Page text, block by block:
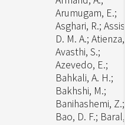
Arumugam, E.;
Asghari, R.; Assis,
D. M. A.; Atienza,
Avasthi, S.;
Azevedo, E.;
Bahkali, A. H.;
Bakhshi, M.;
Banihashemi, Z.;
Bao, D. F.; Baral,